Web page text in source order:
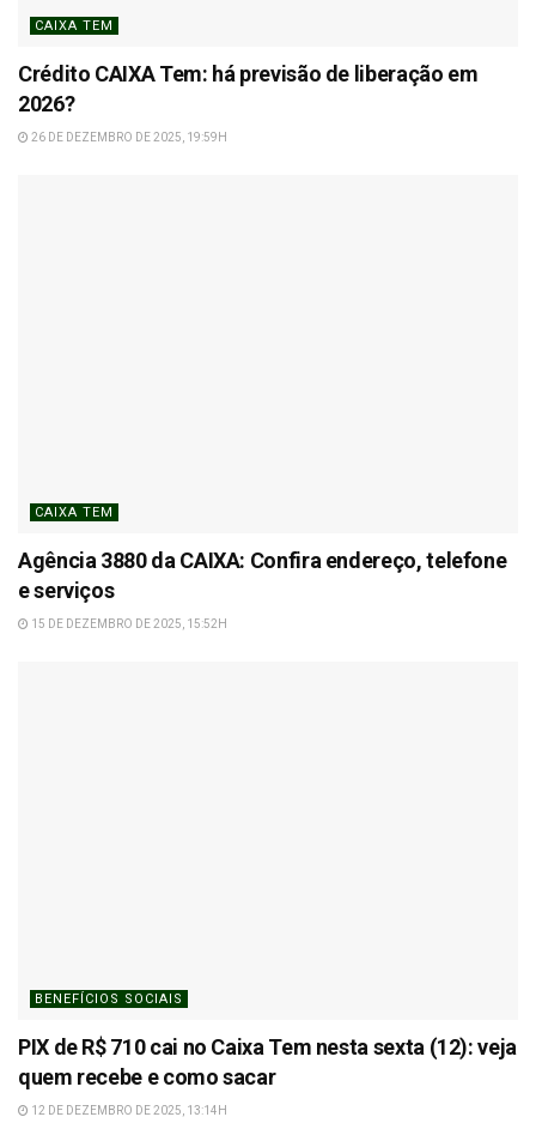
CAIXA TEM
Crédito CAIXA Tem: há previsão de liberação em
2026?
26 DE DEZEMBRO DE 2025, 19:59H
CAIXA TEM
Agência 3880 da CAIXA: Confira endereço, telefone
e serviços
15 DE DEZEMBRO DE 2025, 15:52H
BENEFÍCIOS SOCIAIS
PIX de R$ 710 cai no Caixa Tem nesta sexta (12): veja
quem recebe e como sacar
12 DE DEZEMBRO DE 2025, 13:14H